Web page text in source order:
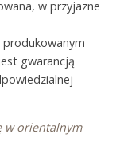
w przyjazne
gwarancją
w orientalnym